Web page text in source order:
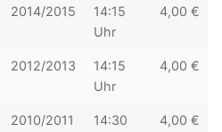
2014/2015
14:15
Uhr
4,00 €
2012/2013
14:15
Uhr
4,00 €
2010/2011
14:30
4,00 €